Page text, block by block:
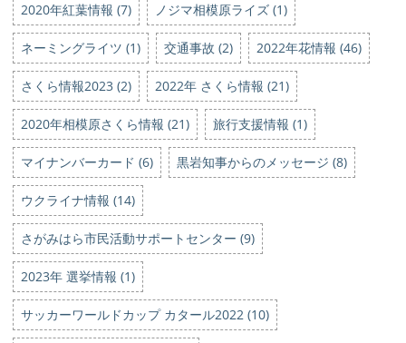
2020年紅葉情報 (7) ノジマ相模原ライズ (1)
ネーミングライツ (1) 交通事故 (2) 2022年花情報 (46)
さくら情報2023 (2) 2022年 さくら情報 (21)
2020年相模原さくら情報 (21) 旅行支援情報 (1)
マイナンバーカード (6) 黒岩知事からのメッセージ (8)
ウクライナ情報 (14)
さがみはら市民活動サポートセンター (9)
2023年 選挙情報 (1)
サッカーワールドカップ カタール2022 (10)